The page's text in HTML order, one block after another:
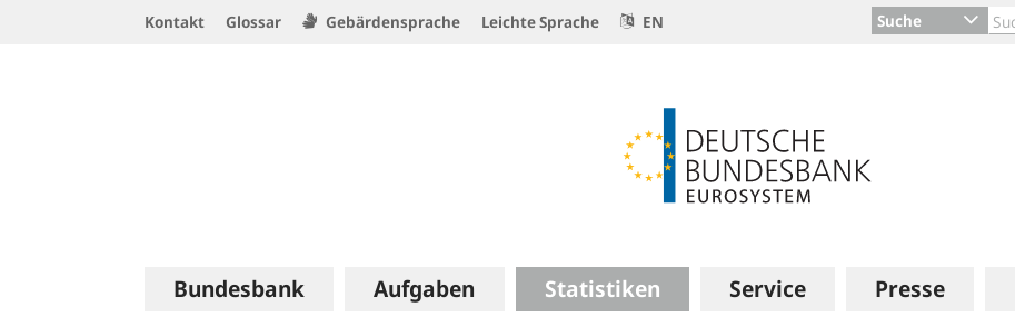
Kontakt Glossar Gebärdensprache Leichte Sprache EN Suche
Hauptnavigation
Bundesbank Aufgaben Statistiken Service Presse